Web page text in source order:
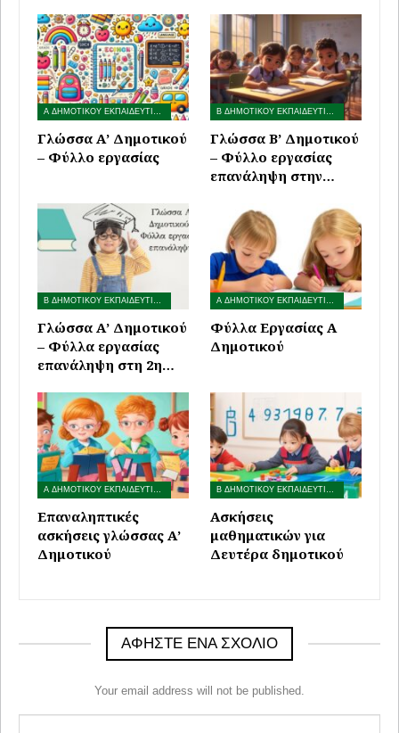
Γλώσσα Α’ Δημοτικού
– Φύλλο εργασίας
Γλώσσα B’ Δημοτικού
– Φύλλο εργασίας
επανάληψη στην…
Γλώσσα Α’ Δημοτικού
– Φύλλα εργασίας
επανάληψη στη 2η…
Φύλλα Εργασίας Α
Δημοτικού
Επαναληπτικές
ασκήσεις γλώσσας Α’
Δημοτικού
Ασκήσεις
μαθηματικών για
Δευτέρα δημοτικού
ΑΦΉΣΤΕ ΈΝΑ ΣΧΌΛΙΟ
Your email address will not be published.